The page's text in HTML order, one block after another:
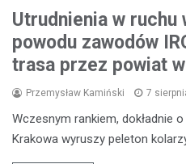
Utrudnienia w ruchu
powodu zawodów
trasa przez powiat
Przemysław Kamiński 7
Wczesnym rankiem, dokładnie
Krakowa wyruszy peleton